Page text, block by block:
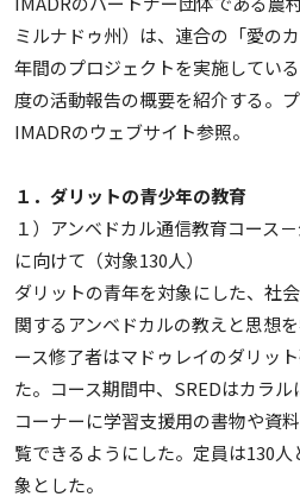
ミルナドゥ州）は、連合の「愛の
年間のプロジェクトを実施してい
度の活動報告の概要を紹介する。
IMADRのウェブサイト参照。
１．ダリットの青少年の教育
１）アンベドカル通信教育コース
に向けて（対象130人）
ダリットの青年を対象にした、社
関するアンベドカルの教えと思想
ース修了者はマドゥレイのダリッ
た。コース期間中、SREDはカラ
コーナーに学習支援用の書物や資
覧できるようにした。定員は130
象とした。